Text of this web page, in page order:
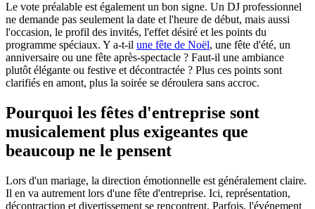
Le vote préalable est également un bon signe. Un DJ professionnel
ne demande pas seulement la date et l'heure de début, mais aussi
l'occasion, le profil des invités, l'effet désiré et les points du
programme spéciaux. Y a-t-il une fête de Noël, une fête d'été, un
anniversaire ou une fête après-spectacle ? Faut-il une ambiance
plutôt élégante ou festive et décontractée ? Plus ces points sont
clarifiés en amont, plus la soirée se déroulera sans accroc.
Pourquoi les fêtes d'entreprise sont
musicalement plus exigeantes que
beaucoup ne le pensent
Lors d'un mariage, la direction émotionnelle est généralement claire.
Il en va autrement lors d'une fête d'entreprise. Ici, représentation,
décontraction et divertissement se rencontrent. Parfois, l'événement